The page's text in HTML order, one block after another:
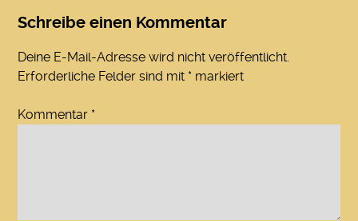
Schreibe einen Kommentar
Deine E-Mail-Adresse wird nicht veröffentlicht.
Erforderliche Felder sind mit * markiert
Kommentar *